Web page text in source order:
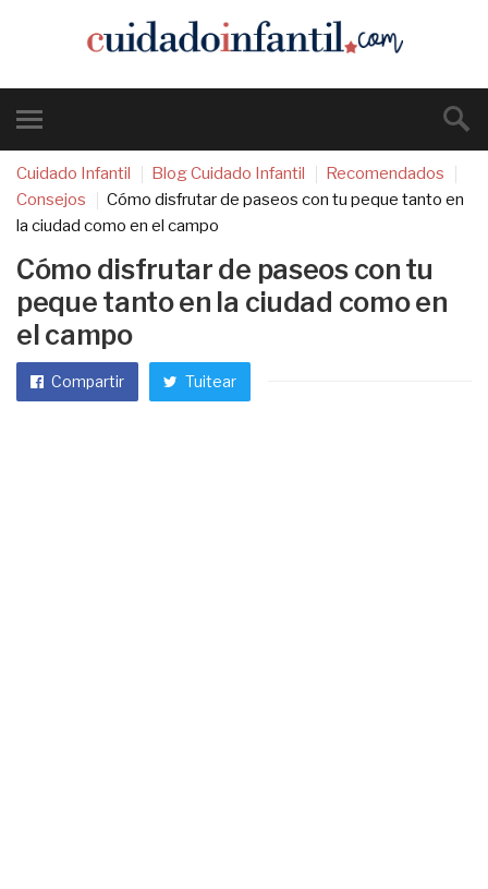
Cuidado Infantil Blog Cuidado Infantil
Recomendados
Consejos
Cómo disfrutar de paseos con tu peque tanto en
la ciudad como en el campo
Cómo disfrutar de paseos con tu
peque tanto en la ciudad como en
el campo
Compartir Tuitear